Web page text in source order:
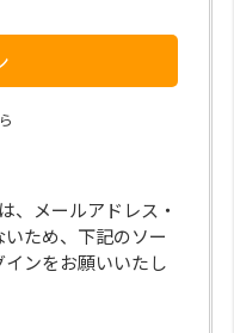
、メールアドレス・
ため、下記のソー
ンをお願いいたし